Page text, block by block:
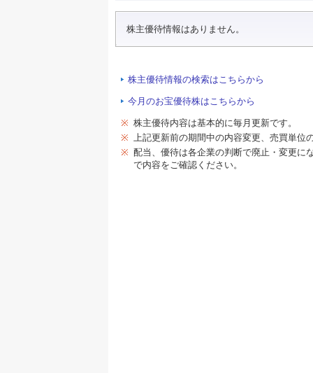
株主優待情報はありません。
株主優待情報の検索はこちらから
今月のお宝優待株はこちらから
※ 株主優待内容は基本的に毎月更新です。
※ 上記更新前の期間中の内容変更、売買単位
※ 配当、優待は各企業の判断で廃止・変更に
で内容をご確認ください。